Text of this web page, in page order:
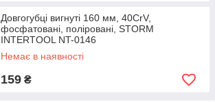
Довгогубці вигнуті 160 мм, 40CrV,
фосфатовані, поліровані, STORM
INTERTOOL NT-0146
Немає в наявності
159 ₴